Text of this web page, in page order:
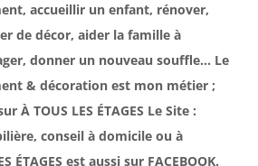
accueillir un enfant, rénover,
de décor, aider la famille à
donner un nouveau souffle… Le
& décoration est mon métier ;
À TOUS LES ÉTAGES Le Site :
conseil à domicile ou à
ÉTAGES est aussi sur FACEBOOK.